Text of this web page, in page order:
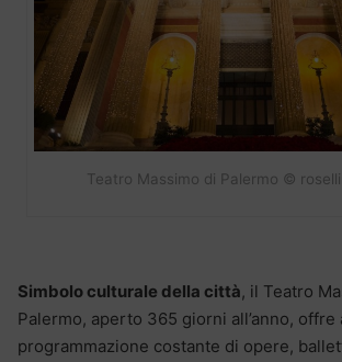
Teatro Massimo di Palermo ©
Simbolo culturale della città, il Teatro
Palermo, aperto 365 giorni all’anno, offre
programmazione costante di opere,